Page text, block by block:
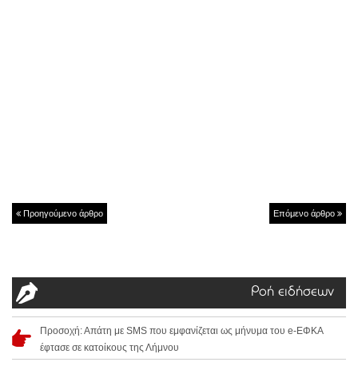
Προηγούμενο άρθρο Επόμενο άρθρο
Ροή ειδήσεων
Προσοχή: Απάτη με SMS που εμφανίζεται ως μήνυμα του e-ΕΦΚΑ
έφτασε σε κατοίκους της Λήμνου